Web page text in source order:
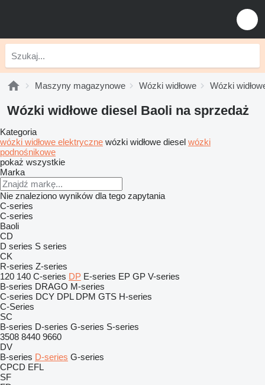
Maszyny magazynowe Wózki widłowe Wózki
Wózki widłowe diesel Baoli na sprzedaż
Kategoria
wózki widłowe elektryczne wózki widłowe diesel wózki
podnośnikowe
pokaż wszystkie
Marka
Nie znaleziono wyników dla tego zapytania
C-series
C-series
Baoli
CD
D series S series
CK
R-series Z-series
120 140 C-series DP E-series EP GP V-series
B-series DRAGO M-series
C-series DCY DPL DPM GTS H-series
C-Series
SC
B-series D-series G-series S-series
3508 8440 9660
DV
B-series D-series G-series
CPCD EFL
SF